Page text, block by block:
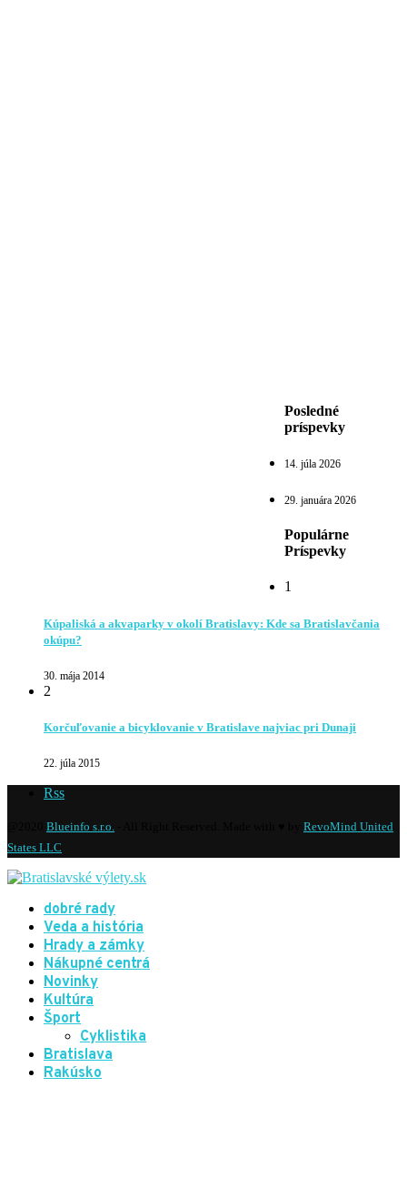
Posledné
príspevky
14. júla 2026
29. januára 2026
Populárne
Príspevky
1
Kúpaliská a akvaparky v okolí Bratislavy: Kde sa Bratislavčania
okúpu?
30. mája 2014
2
Korčuľovanie a bicyklovanie v Bratislave najviac pri Dunaji
22. júla 2015
Rss
Blueinfo s.r.o.
RevoMind United
States LLC
dobré rady
Veda a história
Hrady a zámky
Nákupné centrá
Novinky
Kultúra
Šport
Cyklistika
Bratislava
Rakúsko